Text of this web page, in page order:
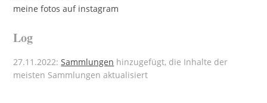
meine fotos auf instagram
Log
27.11.2022:Sammlungen hinzugefügt, die Inhalte der
meisten Sammlungen aktualisiert